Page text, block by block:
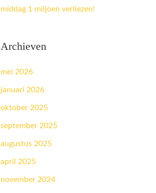
middag 1 miljoen verliezen!
Archieven
mei 2026
januari 2026
oktober 2025
september 2025
augustus 2025
april 2025
november 2024